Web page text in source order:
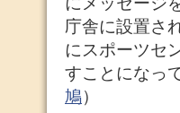
庁舎に設置さ
にスポーツセ
すことになっ
鳩）